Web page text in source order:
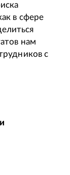
в сфере
нам
с